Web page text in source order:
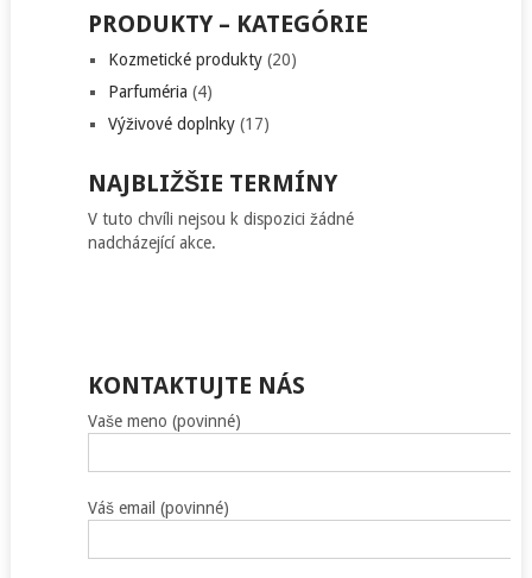
PRODUKTY – KATEGÓRIE
Kozmetické produkty (20)
Parfuméria (4)
Výživové doplnky (17)
NAJBLIŽŠIE TERMÍNY
V tuto chvíli nejsou k dispozici žádné
nadcházející akce.
KONTAKTUJTE NÁS
Vaše meno (povinné)
Váš email (povinné)